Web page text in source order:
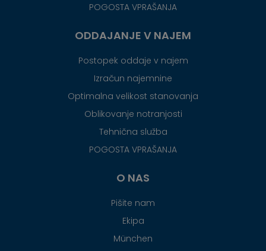
POGOSTA VPRAŠANJA
ODDAJANJE V NAJEM
Postopek oddaje v najem
Izračun najemnine
Optimalna velikost stanovanja
Oblikovanje notranjosti
Tehnična služba
POGOSTA VPRAŠANJA
O NAS
Pišite nam
Ekipa
München